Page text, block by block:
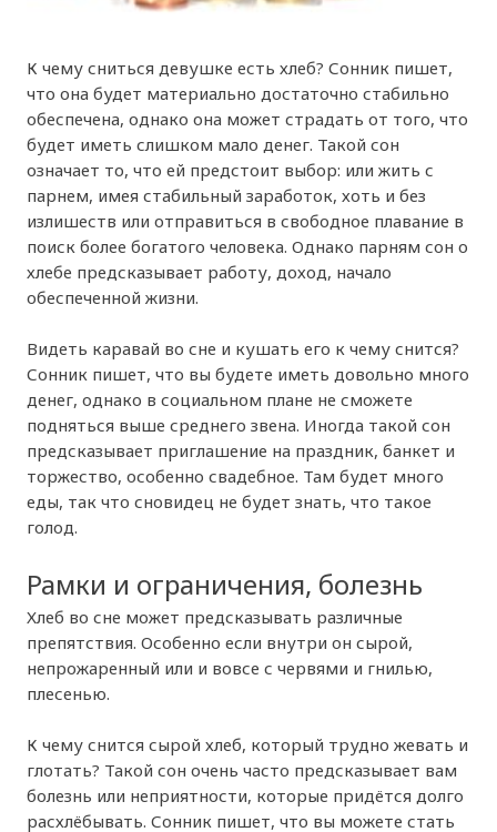
К чему сниться девушке есть хлеб? Сонник пишет,
что она будет материально достаточно стабильно
обеспечена, однако она может страдать от того, что
будет иметь слишком мало денег. Такой сон
означает то, что ей предстоит выбор: или жить с
парнем, имея стабильный заработок, хоть и без
излишеств или отправиться в свободное плавание в
поиск более богатого человека. Однако парням сон о
хлебе предсказывает работу, доход, начало
обеспеченной жизни.
Видеть каравай во сне и кушать его к чему снится?
Сонник пишет, что вы будете иметь довольно много
денег, однако в социальном плане не сможете
подняться выше среднего звена. Иногда такой сон
предсказывает приглашение на праздник, банкет и
торжество, особенно свадебное. Там будет много
еды, так что сновидец не будет знать, что такое
голод.
Рамки и ограничения, болезнь
Хлеб во сне может предсказывать различные
препятствия. Особенно если внутри он сырой,
непрожаренный или и вовсе с червями и гнилью,
плесенью.
К чему снится сырой хлеб, который трудно жевать и
глотать? Такой сон очень часто предсказывает вам
болезнь или неприятности, которые придётся долго
расхлёбывать. Сонник пишет, что вы можете стать